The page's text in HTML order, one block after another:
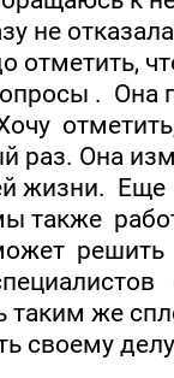
не
отметить,
. Она
раз. Она
жизни.
также
же
своему